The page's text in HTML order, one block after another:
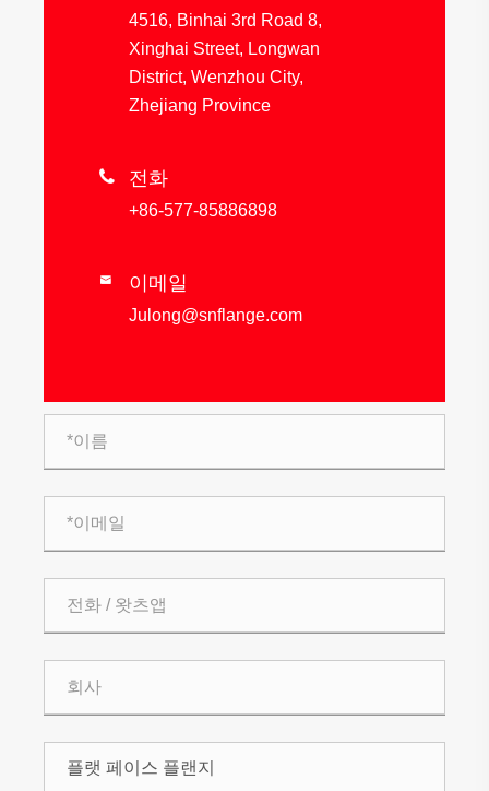
4516, Binhai 3rd Road 8,
Xinghai Street, Longwan
District, Wenzhou City,
Zhejiang Province
 전화
+86-577-85886898
 이메일
Julong@snflange.com